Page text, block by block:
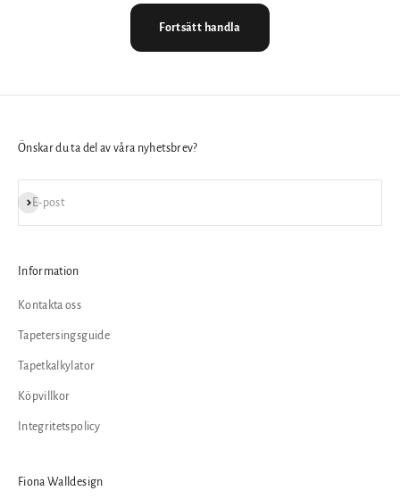
Fortsätt handla
Önskar du ta del av våra nyhetsbrev?
E-post
Prenumerera
Information
Kontakta oss
Tapetersingsguide
Tapetkalkylator
Köpvillkor
Integritetspolicy
Fiona Walldesign